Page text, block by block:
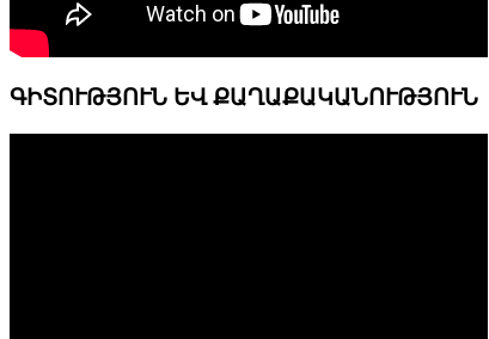
ԳԻՏՈՒԹՅՈՒՆ ԵՎ ՔԱՂԱՔԱԿԱՆՈՒԹՅՈՒՆ